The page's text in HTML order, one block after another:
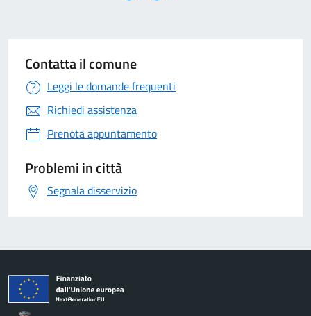
Contatta il comune
Leggi le domande frequenti
Richiedi assistenza
Prenota appuntamento
Problemi in città
Segnala disservizio